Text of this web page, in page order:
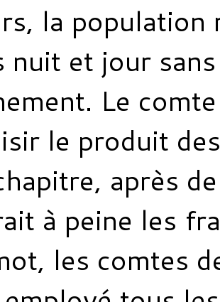
la
nuit et jour
Le
le produit
après
à peine les
les comtes